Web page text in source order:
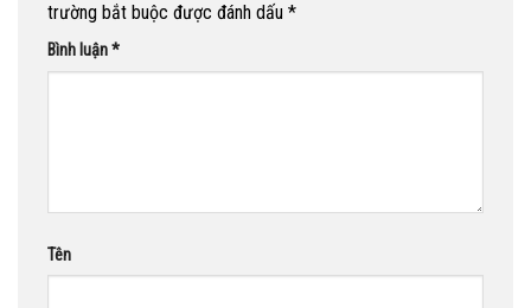
trường bắt buộc được đánh dấu *
Bình luận*
Tên